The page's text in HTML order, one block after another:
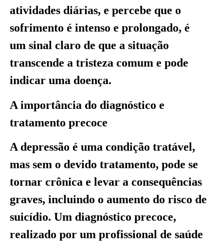
atividades diárias, e percebe que o
sofrimento é intenso e prolongado, é
um sinal claro de que a situação
transcende a tristeza comum e pode
indicar uma doença.
A importância do diagnóstico e
tratamento precoce
A depressão é uma condição tratável,
mas sem o devido tratamento, pode se
tornar crônica e levar a consequências
graves, incluindo o aumento do risco de
suicídio. Um diagnóstico precoce,
realizado por um profissional de saúde